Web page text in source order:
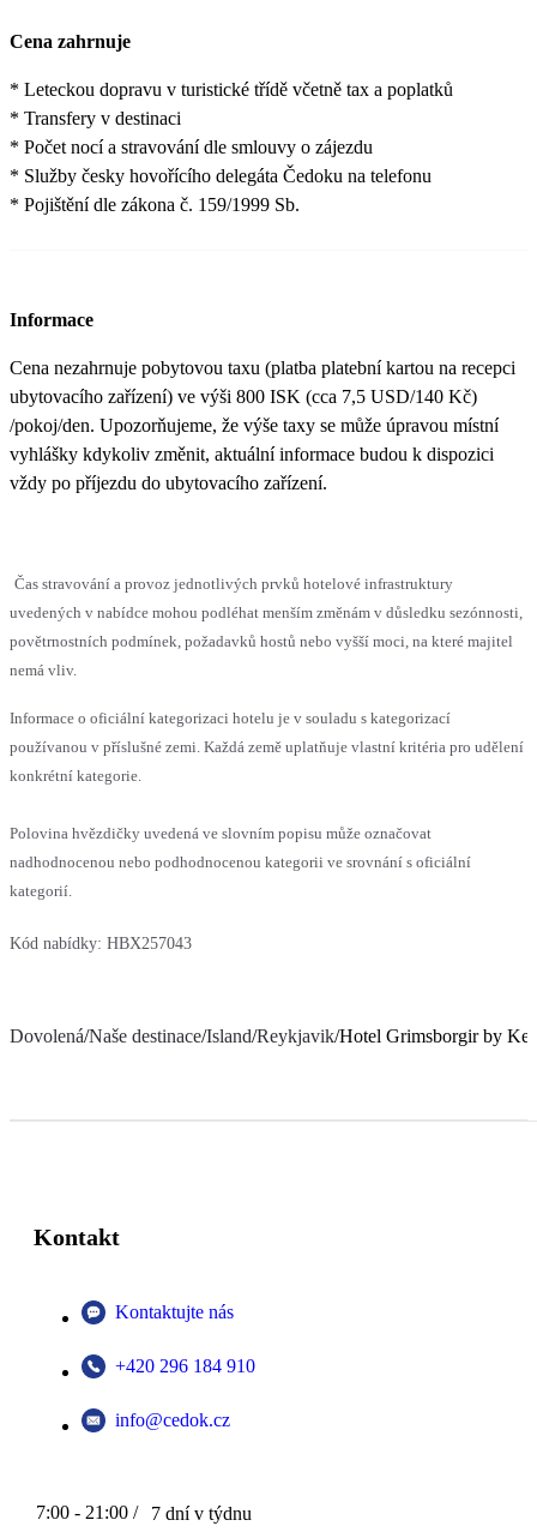
Cena zahrnuje
* Leteckou dopravu v turistické třídě včetně tax a poplatků
* Transfery v destinaci
* Počet nocí a stravování dle smlouvy o zájezdu
* Služby česky hovořícího delegáta Čedoku na telefonu
* Pojištění dle zákona č. 159/1999 Sb.
Informace
Cena nezahrnuje pobytovou taxu (platba platební kartou na recepci
ubytovacího zařízení) ve výši 800 ISK (cca 7,5 USD/140 Kč)
/pokoj/den. Upozorňujeme, že výše taxy se může úpravou místní
vyhlášky kdykoliv změnit, aktuální informace budou k dispozici
vždy po příjezdu do ubytovacího zařízení.
Čas stravování a provoz jednotlivých prvků hotelové infrastruktury
uvedených v nabídce mohou podléhat menším změnám v důsledku sezónnosti,
povětrnostních podmínek, požadavků hostů nebo vyšší moci, na které majitel
nemá vliv.
Informace o oficiální kategorizaci hotelu je v souladu s kategorizací
používanou v příslušné zemi. Každá země uplatňuje vlastní kritéria pro udělení
konkrétní kategorie.
Polovina hvězdičky uvedená ve slovním popisu může označovat
nadhodnocenou nebo podhodnocenou kategorii ve srovnání s oficiální
kategorií.
Kód nabídky: HBX257043
Dovolená/Naše destinace/Island/Reykjavik/Hotel Grimsborgir by
Kontakt
Kontaktujte nás
+420 296 184 910
info@cedok.cz
7:00 - 21:00 / 7 dní v týdnu